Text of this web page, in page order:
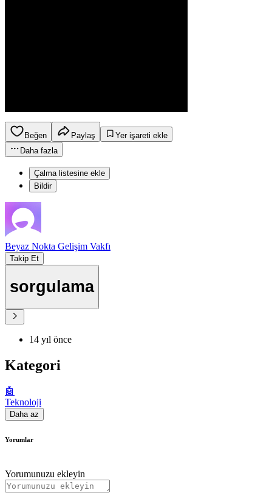
Beğen Paylaş
Yer işareti ekle
Daha fazla
Çalma listesine ekle
Bildir
Beyaz Nokta Gelişim Vakfı
Takip Et
sorgulama
14 yıl önce
Kategori
🤖
Teknoloji
Daha az
Yorumlar
Yorumunuzu ekleyin